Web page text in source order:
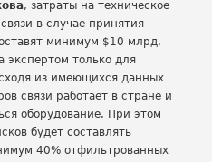
, затраты на техническое
в случае принятия
минимум $10 млрд.
экспертом только для
из имеющихся данных
связи работает в стране и
оборудование. При этом
будет составлять
40% отфильтрованных